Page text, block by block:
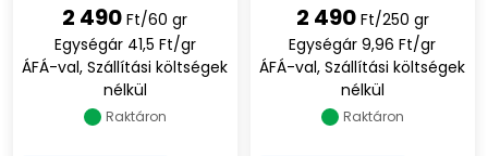
2 490 Ft/60 gr
Egységár 41,5 Ft/gr
ÁFÁ-val, Szállítási költségek
nélkül
Raktáron
2 490 Ft/250 gr
Egységár 9,96 Ft/gr
ÁFÁ-val, Szállítási költségek
nélkül
Raktáron